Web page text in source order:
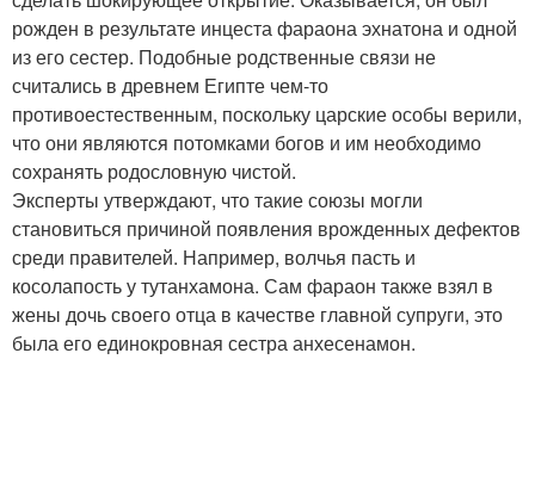
рожден в результате инцеста фараона эхнатона и одной
из его сестер. Подобные родственные связи не
считались в древнем Египте чем-то
противоестественным, поскольку царские особы верили,
что они являются потомками богов и им необходимо
сохранять родословную чистой.
Эксперты утверждают, что такие союзы могли
становиться причиной появления врожденных дефектов
среди правителей. Например, волчья пасть и
косолапость у тутанхамона. Сам фараон также взял в
жены дочь своего отца в качестве главной супруги, это
была его единокровная сестра анхесенамон.